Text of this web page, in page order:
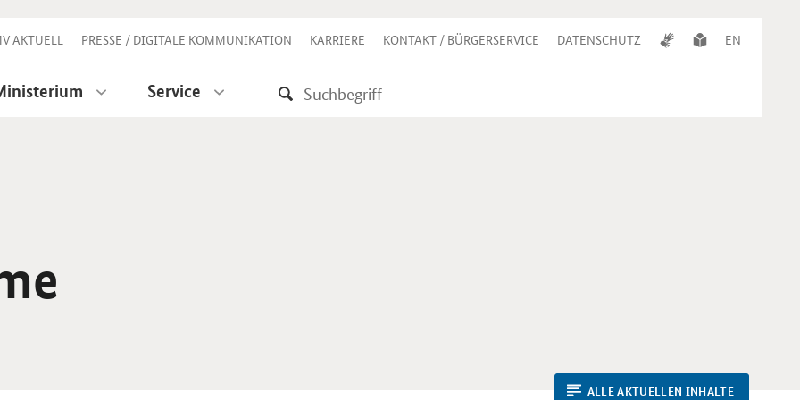
AKTUELL PRESSE / DIGITALE KOMMUNIKATION KARRIERE KONTAKT / BÜRGERSERVICE DATENSCHUTZ EN
Service
ALLE AKTUELLEN INHALTE